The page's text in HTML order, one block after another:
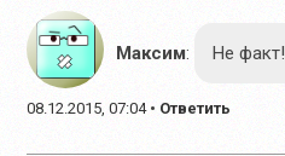
Максим: Не факт!
08.12.2015, 07:04 • Ответить